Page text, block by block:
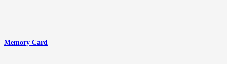
Memory Card